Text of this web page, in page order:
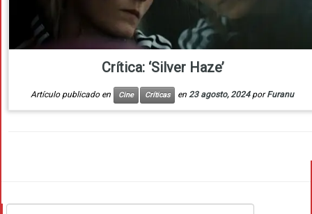
Crítica: ‘Silver Haze’
Artículo publicado en Cine Críticas en 23 agosto, 2024 porFuranu